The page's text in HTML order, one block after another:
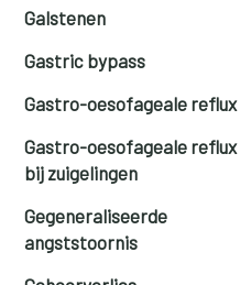
Galstenen
Gastric bypass
Gastro-oesofageale reflux
Gastro-oesofageale reflux
bij zuigelingen
Gegeneraliseerde
angststoornis